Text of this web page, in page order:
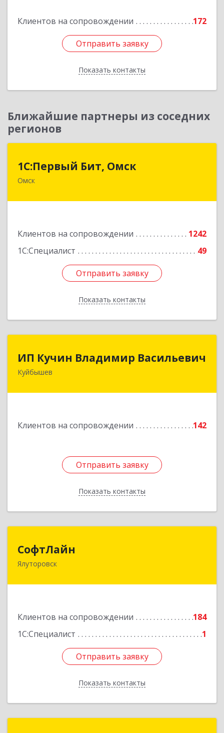
Клиентов на сопровождении 172
Отправить заявку
Показать контакты
Отправить заявку
Назад
Ближайшие партнеры из соседних
регионов
1С:Первый Бит, Омск
Омск
Клиентов на сопровождении
1242
1С:Специалист
49
Отправить заявку
Показать контакты
644099, Омская обл, Омск г, Гагарина ул, дом №
Отправить заявку
Назад
ИП Кучин Владимир Васильевич
Куйбышев
Клиентов на сопровождении 142
Отправить заявку
Показать контакты
632387, Новосибирская обл, Куйбышев г,
Отправить заявку
Назад
СофтЛайн
Ялуторовск
Клиентов на сопровождении
184
1С:Специалист
1
Отправить заявку
Показать контакты
627010, Тюменская обл, Ялуторовский р-н,
Отправить заявку
Назад